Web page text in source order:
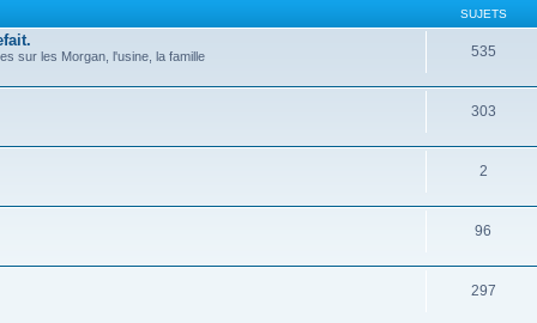
SUJETS
sur les Morgan, l'usine, la famille 535
303
2
96
297